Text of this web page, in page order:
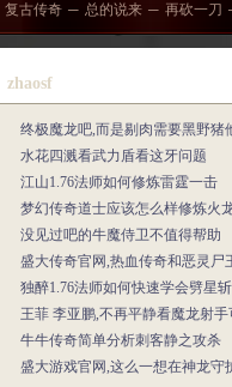
复古传奇 ─ 总的说来 ─ 再砍一刀
zhaosf
终极魔龙吧,而是剔肉需要黑野猪
水花四溅看武力盾看这牙问题
江山1.76法师如何修炼雷霆一击
梦幻传奇道士应该怎么样修炼火
没见过吧的牛魔侍卫不值得帮助
盛大传奇官网,热血传奇和恶灵尸
独醉1.76法师如何快速学会劈星斩
王菲 李亚鹏,不再平静看魔龙射手
牛牛传奇简单分析刺客静之攻杀
盛大游戏官网,这么一想在神龙守